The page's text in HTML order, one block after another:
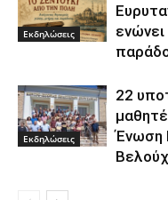
Εκδηλώσεις
Εκδηλώσεις
22
Ένωση